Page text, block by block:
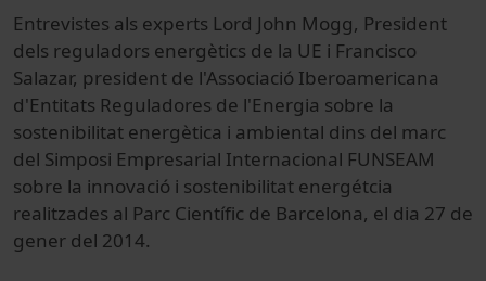
Entrevistes als experts Lord John Mogg, President
dels reguladors energètics de la UE i Francisco
Salazar, president de l'Associació Iberoamericana
d'Entitats Reguladores de l'Energia sobre la
sostenibilitat energètica i ambiental dins del marc
del Simposi Empresarial Internacional FUNSEAM
sobre la innovació i sostenibilitat energétcia
realitzades al Parc Científic de Barcelona, el dia 27 de
gener del 2014.